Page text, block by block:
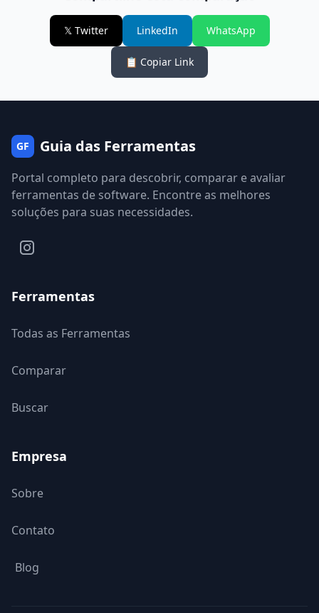
𝕏 Twitter LinkedIn WhatsApp
📋 Copiar Link
GF Guia das Ferramentas
Portal completo para descobrir, comparar e avaliar
ferramentas de software. Encontre as melhores
soluções para suas necessidades.
Ferramentas
Todas as Ferramentas
Comparar
Buscar
Empresa
Sobre
Contato
Blog